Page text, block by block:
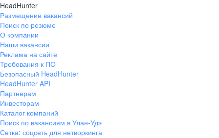
HeadHunter
Размещение вакансий
Поиск по резюме
О компании
Наши вакансии
Реклама на сайте
Требования к ПО
Безопасный HeadHunter
HeadHunter API
Партнерам
Инвесторам
Каталог компаний
Поиск по вакансиям в Улан-Удэ
Сетка: соцсеть для нетворкинга